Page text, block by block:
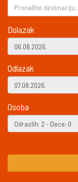
Pronađite
Dolazak
Odlazak
Osoba